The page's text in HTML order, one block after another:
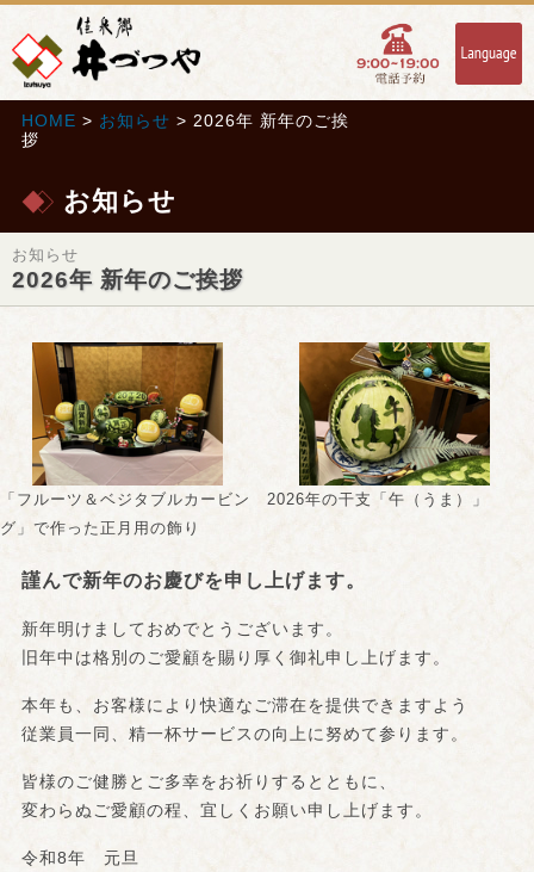
HOME > お知らせ > 2026年 新年のご挨
拶
お知らせ
お知らせ
2026年 新年のご挨拶
「フルーツ＆ベジタブルカービン
グ」で作った正月用の飾り
2026年の干支「午（うま）」
謹んで新年のお慶びを申し上げます。
新年明けましておめでとうございます。
旧年中は格別のご愛顧を賜り厚く御礼申し上げます。
本年も、お客様により快適なご滞在を提供できますよう
従業員一同、精一杯サービスの向上に努めて参ります。
皆様のご健勝とご多幸をお祈りするとともに、
変わらぬご愛顧の程、宜しくお願い申し上げます。
令和8年 元旦